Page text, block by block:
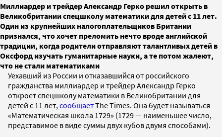
Миллиардер и трейдер Александр Герко решил открыть в
Великобритании спецшколу математики для детей с 11 лет.
Один из крупнейших налогоплательщиков Британии
признался, что хочет преломить нечто вроде английской
традиции, когда родители отправляют талантливых детей в
Оксфорд изучать гуманитарные науки, а те потом жалеют,
что не стали математиками
Уехавший из России и отказавшийся от российского
гражданства миллиардер и трейдер Александр Герко
откроет спецшколу математики в Великобритании для
детей с 11 лет, сообщаетThe Times. Она будет называться
«Математическая школа 1729» (1729 — наименьшее число,
представимое в виде суммы двух кубов двумя способами).